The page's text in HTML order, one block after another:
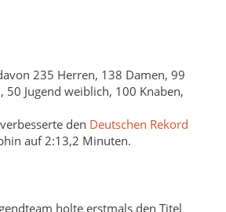
235 Herren, 138 Damen, 99
50 Jugend weiblich, 100 Knaben,
den Deutschen Rekord
auf 2:13,2 Minuten.
holte erstmals den Titel